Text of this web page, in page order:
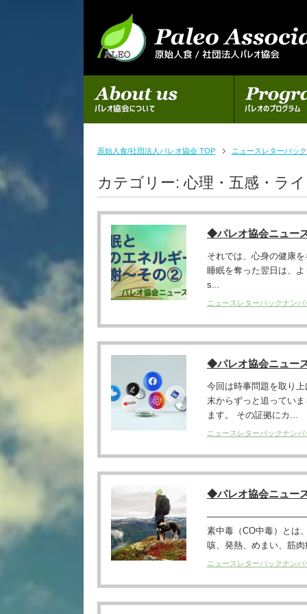
初めての方へ パレオのプログラム
原始人食/社団法人パレオ協会 TOP ニュースレターバッ
カテゴリー:心理・五感・ラ
◆パレオ協会ニュー
それでは、心身の健康
睡眠を奪った翌日は、
s...
ニュースレターバックナンバ
◆パレオ協会ニュー
今回は時事問題を取り
末からずっと追ってい
ます。 その証拠にカ...
ニュースレターバックナンバ
◆パレオ協会ニュー
素中毒（CO中毒）とは
咳、発熱、めまい、筋
ニュースレターバックナンバ